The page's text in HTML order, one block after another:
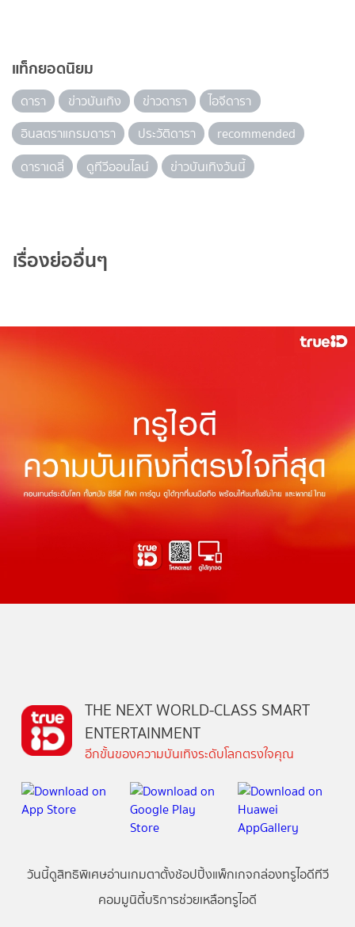
แท็กยอดนิยม
ดารา ข่าวบันเทิง ข่าวดารา
ไอจีดารา
อินสตราแกรมดารา
ประวัติดารา
recommended
ดาราเดลี่
ดูทีวีออนไลน์ ข่าวบันเทิงวันนี้
เรื่องย่ออื่นๆ
THE NEXT WORLD-CLASS SMART
ENTERTAINMENT
อีกขั้นของความบันเทิงระดับโลกตรงใจคุณ
วันนี้ดูสิทธิพิเศษอ่านเกมตาตั้งช้อปปิ้งแพ็กเกจกล่องทรูไอดีทีวี
คอมมูนิตี้บริการช่วยเหลือทรูไอดี